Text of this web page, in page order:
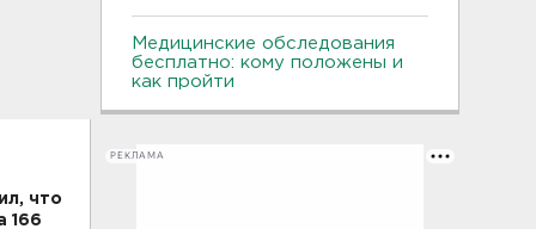
что
166
Медицинские обследования
бесплатно: кому положены и
как пройти
РЕКЛАМА